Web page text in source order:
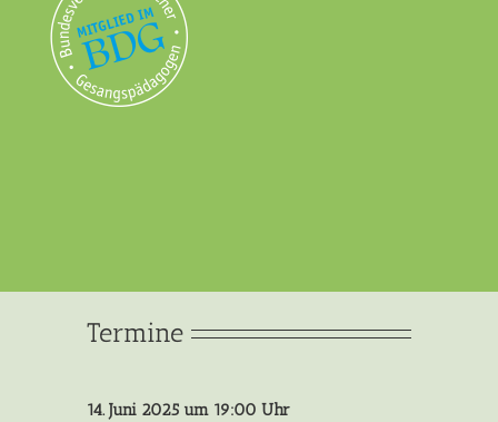
Termine
14. Juni 2025 um 19:00 Uhr